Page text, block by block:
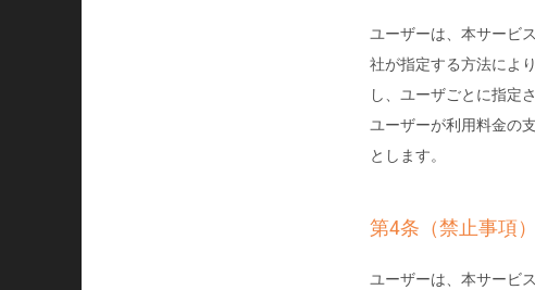
ユーザーは、本サービ
社が指定する方法によ
し、ユーザごとに指定
ユーザーが利用料金の
とします。
第4条（禁止事項）
ユーザーは、本サービ